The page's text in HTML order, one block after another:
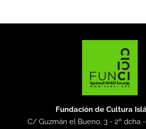
Fundación de Cultura
C/ Guzmán el Bueno, 3 - 2º dcha